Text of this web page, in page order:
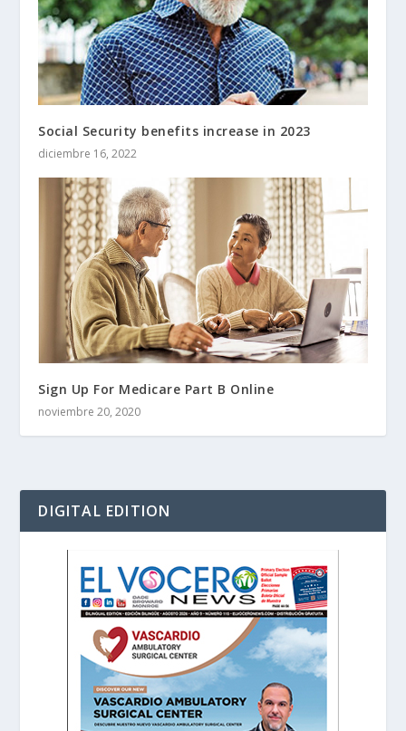
Social Security benefits increase in 2023
diciembre 16, 2022
Sign Up For Medicare Part B Online
noviembre 20, 2020
DIGITAL EDITION